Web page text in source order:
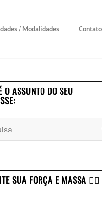
/ Modalidades Contato
O ASSUNTO DO SEU
SUA FORÇA E MASSA 👇🏻